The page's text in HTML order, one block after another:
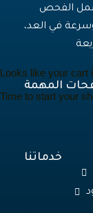
Looks like your cart
Time to start your
الفحص
في العد،
المهمة
خدماتنا